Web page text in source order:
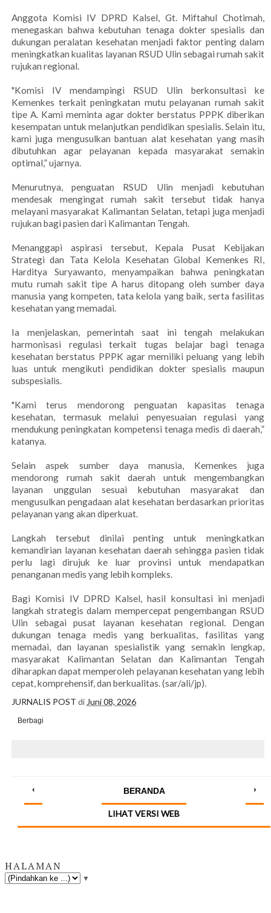
Anggota Komisi IV DPRD Kalsel, Gt. Miftahul Chotimah,
menegaskan bahwa kebutuhan tenaga dokter spesialis dan
dukungan peralatan kesehatan menjadi faktor penting dalam
meningkatkan kualitas layanan RSUD Ulin sebagai rumah sakit
rujukan regional.
"Komisi IV mendampingi RSUD Ulin berkonsultasi ke
Kemenkes terkait peningkatan mutu pelayanan rumah sakit
tipe A. Kami meminta agar dokter berstatus PPPK diberikan
kesempatan untuk melanjutkan pendidikan spesialis. Selain itu,
kami juga mengusulkan bantuan alat kesehatan yang masih
dibutuhkan agar pelayanan kepada masyarakat semakin
optimal,” ujarnya.
Menurutnya, penguatan RSUD Ulin menjadi kebutuhan
mendesak mengingat rumah sakit tersebut tidak hanya
melayani masyarakat Kalimantan Selatan, tetapi juga menjadi
rujukan bagi pasien dari Kalimantan Tengah.
Menanggapi aspirasi tersebut, Kepala Pusat Kebijakan
Strategi dan Tata Kelola Kesehatan Global Kemenkes RI,
Harditya Suryawanto, menyampaikan bahwa peningkatan
mutu rumah sakit tipe A harus ditopang oleh sumber daya
manusia yang kompeten, tata kelola yang baik, serta fasilitas
kesehatan yang memadai.
Ia menjelaskan, pemerintah saat ini tengah melakukan
harmonisasi regulasi terkait tugas belajar bagi tenaga
kesehatan berstatus PPPK agar memiliki peluang yang lebih
luas untuk mengikuti pendidikan dokter spesialis maupun
subspesialis.
"Kami terus mendorong penguatan kapasitas tenaga
kesehatan, termasuk melalui penyesuaian regulasi yang
mendukung peningkatan kompetensi tenaga medis di daerah,”
katanya.
Selain aspek sumber daya manusia, Kemenkes juga
mendorong rumah sakit daerah untuk mengembangkan
layanan unggulan sesuai kebutuhan masyarakat dan
mengusulkan pengadaan alat kesehatan berdasarkan prioritas
pelayanan yang akan diperkuat.
Langkah tersebut dinilai penting untuk meningkatkan
kemandirian layanan kesehatan daerah sehingga pasien tidak
perlu lagi dirujuk ke luar provinsi untuk mendapatkan
penanganan medis yang lebih kompleks.
Bagi Komisi IV DPRD Kalsel, hasil konsultasi ini menjadi
langkah strategis dalam mempercepat pengembangan RSUD
Ulin sebagai pusat layanan kesehatan regional. Dengan
dukungan tenaga medis yang berkualitas, fasilitas yang
memadai, dan layanan spesialistik yang semakin lengkap,
masyarakat Kalimantan Selatan dan Kalimantan Tengah
diharapkan dapat memperoleh pelayanan kesehatan yang lebih
cepat, komprehensif, dan berkualitas. (sar/ali/jp).
JURNALIS POST di Juni 08, 2026
Berbagi
‹ ›
BERANDA
LIHAT VERSI WEB
HALAMAN
▼